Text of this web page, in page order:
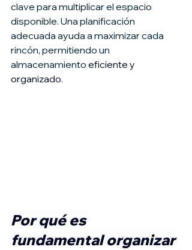
clave para multiplicar el espacio
disponible. Una planificación
adecuada ayuda a maximizar cada
rincón, permitiendo un
almacenamiento eficiente y
organizado.
Por qué es
fundamental organizar